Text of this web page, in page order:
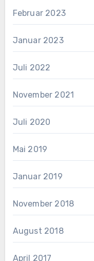
Februar 2023
Januar 2023
Juli 2022
November 2021
Juli 2020
Mai 2019
Januar 2019
November 2018
August 2018
April 2017